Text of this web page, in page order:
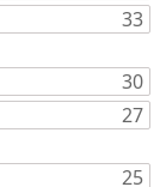
33
30
27
25